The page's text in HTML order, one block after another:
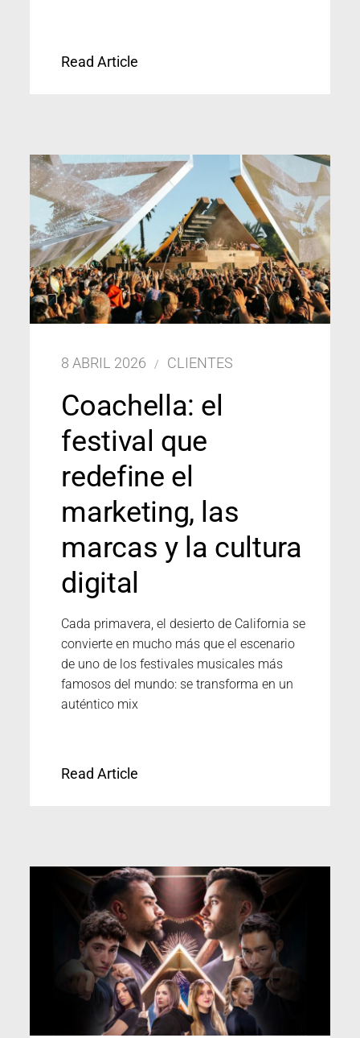
Read Article
8 ABRIL 2026 CLIENTES
Coachella: el
festival que
redefine el
marketing, las
marcas y la cultura
digital
Cada primavera, el desierto de California se
convierte en mucho más que el escenario
de uno de los festivales musicales más
famosos del mundo: se transforma en un
auténtico mix
Read Article